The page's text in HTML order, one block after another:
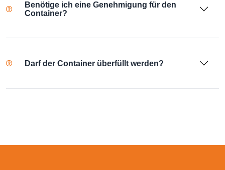
Benötige ich eine Genehmigung für den
Container?
Darf der Container überfüllt werden?